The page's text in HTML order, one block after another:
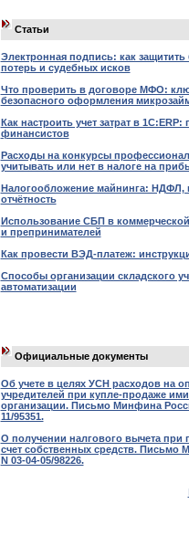
Статьи
Электронная подпись: как
потерь и судебных исков
Что проверить в договоре МФО:
безопасного оформления
Как настроить учет затрат в
финансистов
Расходы на конкурсы
учитывать или нет в налоге на
Налогообложение майнинга: НДФЛ,
отчётность
Использование СБП в
и препринимателей
Как провести ВЭД-платеж:
Способы организации складского
автоматизации
Официальные документы
Об учете в целях УСН расходов на
учредителей при купле-продаже
организации. Письмо Минфина
11/95351.
О получении налгового вычета при
счет собственных средств. Письмо
N 03-04-05/98226.